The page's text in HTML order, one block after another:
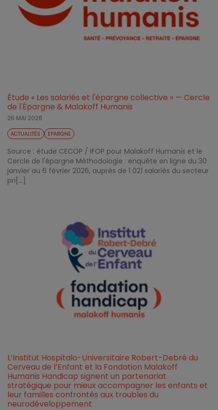
Étude « Les salariés et l'épargne collective » — Cercle
de l'Épargne & Malakoff Humanis
26 MAI 2026
ACTUALITÉS EPARGNE
Source : étude CECOP / IFOP pour Malakoff Humanis et le
Cercle de l'épargne Méthodologie : enquête en ligne du 30
janvier au 6 février 2026, auprès de 1 021 salariés du secteur
pri[...]
L’Institut Hospitalo-Universitaire Robert-Debré du
Cerveau de l’Enfant et la Fondation Malakoff
Humanis Handicap signent un partenariat
stratégique pour mieux accompagner les enfants et
leur familles confrontés aux troubles du
neurodéveloppement